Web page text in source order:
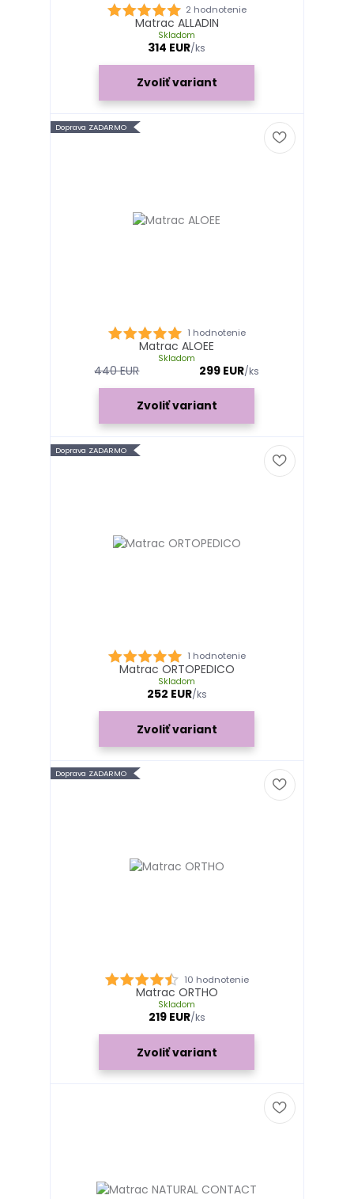
2 hodnotenie
Matrac ALLADIN
314 EUR/ks
Skladom
Zvoliť variant
Doprava ZADARMO
1 hodnotenie
Matrac ALOEE
440 EUR
299 EUR/ks
Skladom
Zvoliť variant
Doprava ZADARMO
1 hodnotenie
Matrac ORTOPEDICO
252 EUR/ks
Skladom
Zvoliť variant
Doprava ZADARMO
10 hodnotenie
Matrac ORTHO
219 EUR/ks
Skladom
Zvoliť variant